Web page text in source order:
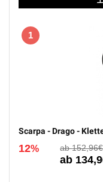
1
Scarpa - Drago -
12%